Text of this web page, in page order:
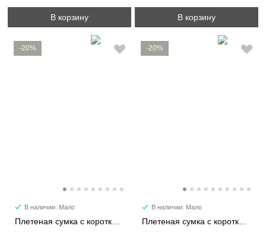
В корзину В корзину
-20%
В наличии: Мало
Плетеная сумка с короткими ручками 3920
-20%
В наличии: Мало
Плетеная сумка с короткими ручками 2177